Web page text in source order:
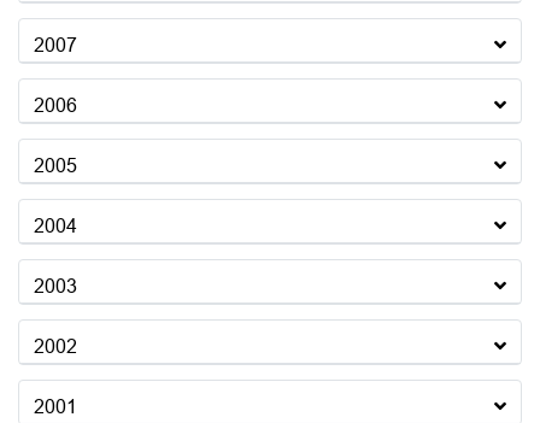
2007
2006
2005
2004
2003
2002
2001